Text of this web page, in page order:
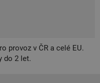
provoz v ČR a celé EU.
do 2 let.